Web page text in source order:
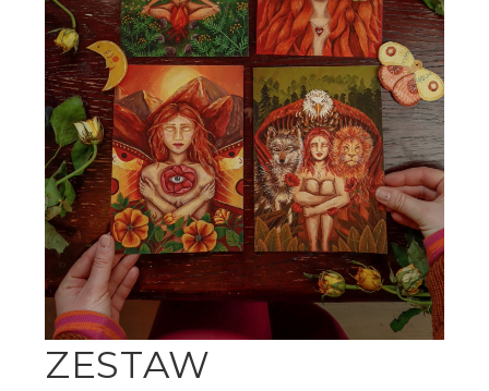
ZESTAW